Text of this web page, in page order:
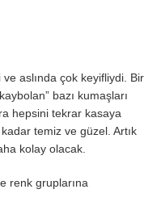
aslında çok keyifliydi. Bir
bazı kumaşları
hepsini tekrar kasaya
temiz ve güzel. Artık
kolay olacak.
renk gruplarına